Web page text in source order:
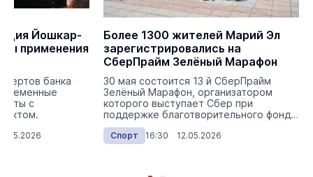
Йошкар-
применения
банка
с
Более 1300 жителей Марий Эл
зарегистрировались на
СберПрайм Зелёный Марафон
30 мая состоится 13 й СберПрайм
Зелёный Марафон, организатором
которого выступает Сбер при
поддержке благотворительного фонда
«Вклад в будущее».
Спорт 16:30 12.05.2026